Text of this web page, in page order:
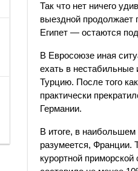
Так что нет ничего
выездной
Египет — остаются
В Евросоюзе иная
ехать в нестабильные
Турцию. После того
практически
Германии.
В итоге, в
разумеется, Франции.
курортной